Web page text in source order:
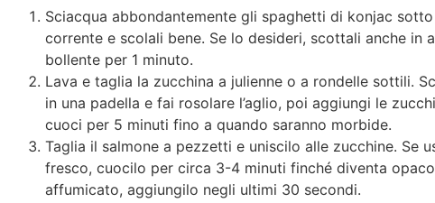
Sciacqua abbondantemente gli spaghetti di konjac
corrente e scolali bene. Se lo desideri, scottali anche in
bollente per 1 minuto.
Lava e taglia la zucchina a julienne o a rondelle sottili.
in una padella e fai rosolare l’aglio, poi aggiungi le
cuoci per 5 minuti fino a quando saranno morbide.
Taglia il salmone a pezzetti e uniscilo alle zucchine. Se
fresco, cuocilo per circa 3-4 minuti finché diventa
affumicato, aggiungilo negli ultimi 30 secondi.